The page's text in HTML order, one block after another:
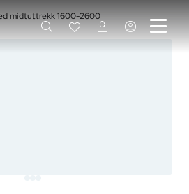
midtuttrekk 1600-2600